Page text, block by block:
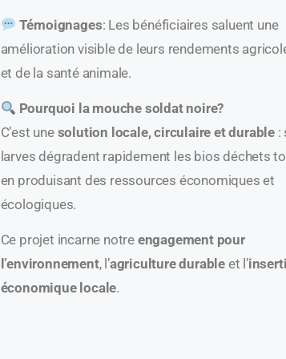
Témoignages: Les bénéficiaires saluent une
amélioration visible de leurs rendements
et de la santé animale.
Pourquoi la mouche soldat noire?
C’est une solution locale, circulaire et durable:
larves dégradent rapidement les bios déchets
en produisant des ressources économiques et
écologiques.
Ce projet incarne notre engagement pour
l’environnement, l’agriculture durableet l’
économique locale.